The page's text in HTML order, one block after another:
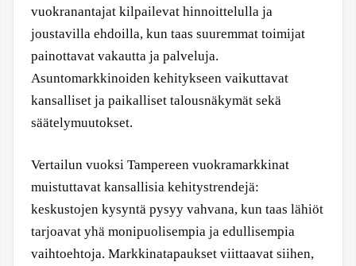
vuokranantajat kilpailevat hinnoittelulla ja
joustavilla ehdoilla, kun taas suuremmat toimijat
painottavat vakautta ja palveluja.
Asuntomarkkinoiden kehitykseen vaikuttavat
kansalliset ja paikalliset talousnäkymät sekä
säätelymuutokset.
Vertailun vuoksi Tampereen vuokramarkkinat
muistuttavat kansallisia kehitystrendejä:
keskustojen kysyntä pysyy vahvana, kun taas lähiöt
tarjoavat yhä monipuolisempia ja edullisempia
vaihtoehtoja. Markkinatapaukset viittaavat siihen,